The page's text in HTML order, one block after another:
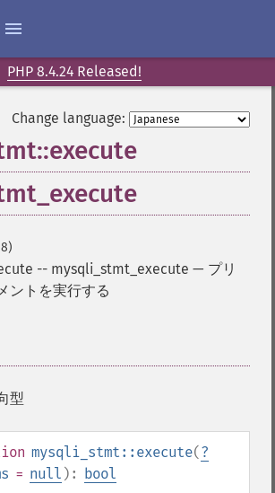
PHP 8.4.24 Released!
Change language:
-- mysqli_stmt_execute — プリ
ントを実行する
型
mysqli_stmt::execute(?
= null ): bool